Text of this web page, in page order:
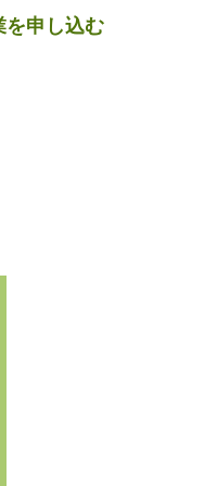
を申し込む